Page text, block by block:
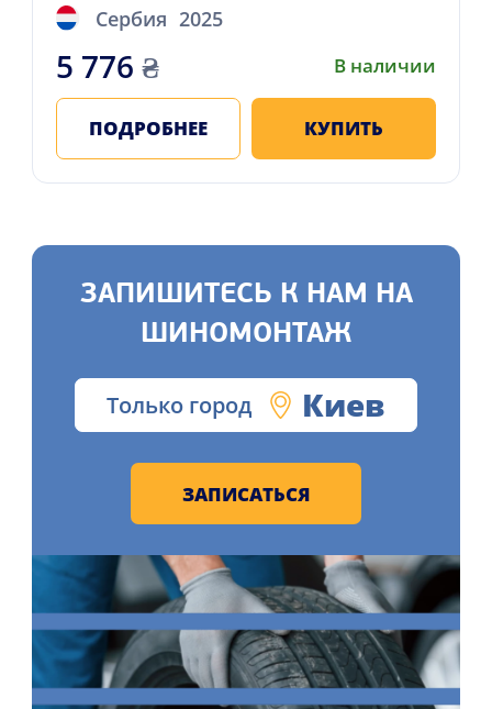
Сербия 2025
5 776 ₴ В наличии
ПОДРОБНЕЕ КУПИТЬ
ЗАПИШИТЕСЬ К НАМ НА
ШИНОМОНТАЖ
Только город Киев
ЗАПИСАТЬСЯ